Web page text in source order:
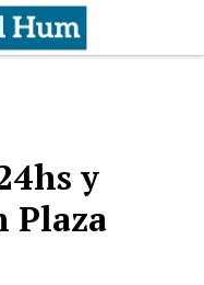
y
Plaza